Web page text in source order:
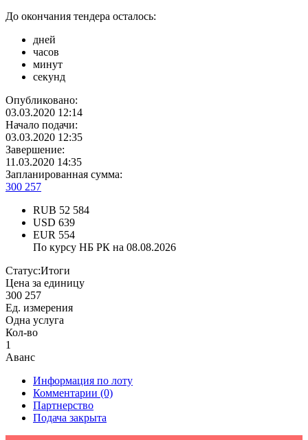
До окончания тендера осталось:
дней
часов
минут
секунд
Опубликовано:
03.03.2020 12:14
Начало подачи:
03.03.2020 12:35
Завершение:
11.03.2020 14:35
Запланированная сумма:
300 257
RUB 52 584
USD 639
EUR 554
По курсу НБ РК на 08.08.2026
Статус:Итоги
Цена за единицу
300 257
Ед. измерения
Одна услуга
Кол-во
1
Аванс
Информация по лоту
Комментарии (0)
Партнерство
Подача закрыта